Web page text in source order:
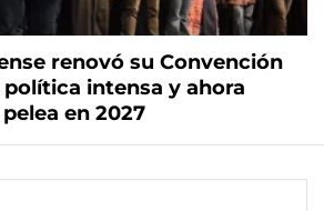
renovó su Convención
intensa y ahora
en 2027